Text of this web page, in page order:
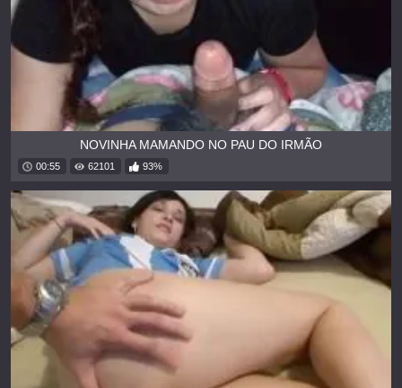
NOVINHA MAMANDO NO PAU DO IRMÃO
00:55 62101 93%